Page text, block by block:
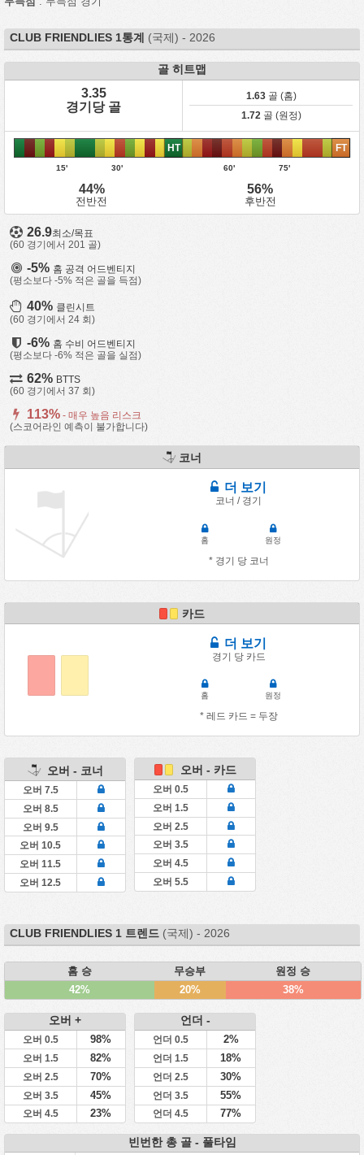
CLUB FRIENDLIES 1통계 (국제) - 2026
골 히트맵
3.35
경기당 골
1.63골 (홈)
1.72골 (원정)
15' 30'
HT
60' 75'
FT
44%
전반전
56%
후반전
26.9최소/목표
(60 경기에서 201 골)
-5% 홈 공격 어드벤티지
(평소보다 -5% 적은 골을 득점)
40% 클린시트
(60 경기에서 24 회)
-6% 홈 수비 어드벤티지
(평소보다 -6% 적은 골을 실점)
62% BTTS
(60 경기에서 37 회)
113%- 매우 높음 리스크
(스코어라인 예측이 불가합니다)
코너
더 보기
코너 / 경기
홈 원정
* 경기 당 코너
카드
더 보기
경기 당 카드
홈 원정
* 레드 카드 = 두장
오버 - 코너
오버 7.5
오버 8.5
오버 9.5
오버 10.5
오버 11.5
오버 12.5
오버 - 카드
오버 0.5
오버 1.5
오버 2.5
오버 3.5
오버 4.5
오버 5.5
CLUB FRIENDLIES 1 트렌드 (국제) - 2026
홈 승 무승부
원정 승
42%
20% 38%
오버 +
오버 0.5 98%
오버 1.5 82%
오버 2.5 70%
오버 3.5 45%
오버 4.5 23%
언더 -
언더 0.5 2%
언더 1.5 18%
언더 2.5 30%
언더 3.5 55%
언더 4.5 77%
빈번한 총 골 - 풀타임